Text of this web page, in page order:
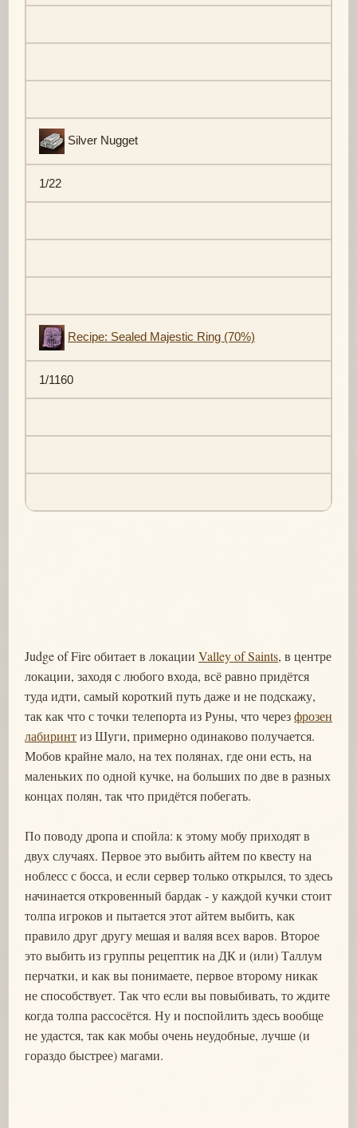
Silver Nugget
1/22
Recipe: Sealed Majestic Ring (70%)
1/1160
Judge of Fire обитает в локации Valley of Saints, в центре
локации, заходя с любого входа, всё равно придётся
туда идти, самый короткий путь даже и не подскажу,
так как что с точки телепорта из Руны, что черезфрозен
лабиринтиз Шуги, примерно одинаково получается.
Мобов крайне мало, на тех полянах, где они есть, на
маленьких по одной кучке, на больших по две в разных
концах полян, так что придётся побегать.
По поводу дропа и спойла: к этому мобу приходят в
двух случаях. Первое это выбить айтем по квесту на
ноблесс с босса, и если сервер только открылся, то здесь
начинается откровенный бардак - у каждой кучки стоит
толпа игроков и пытается этот айтем выбить, как
правило друг другу мешая и валяя всех варов. Второе
это выбить из группы рецептик на ДК и (или) Таллум
перчатки, и как вы понимаете, первое второму никак
не способствует. Так что если вы повыбивать, то ждите
когда толпа рассосётся. Ну и поспойлить здесь вообще
не удастся, так как мобы очень неудобные, лучше (и
гораздо быстрее) магами.